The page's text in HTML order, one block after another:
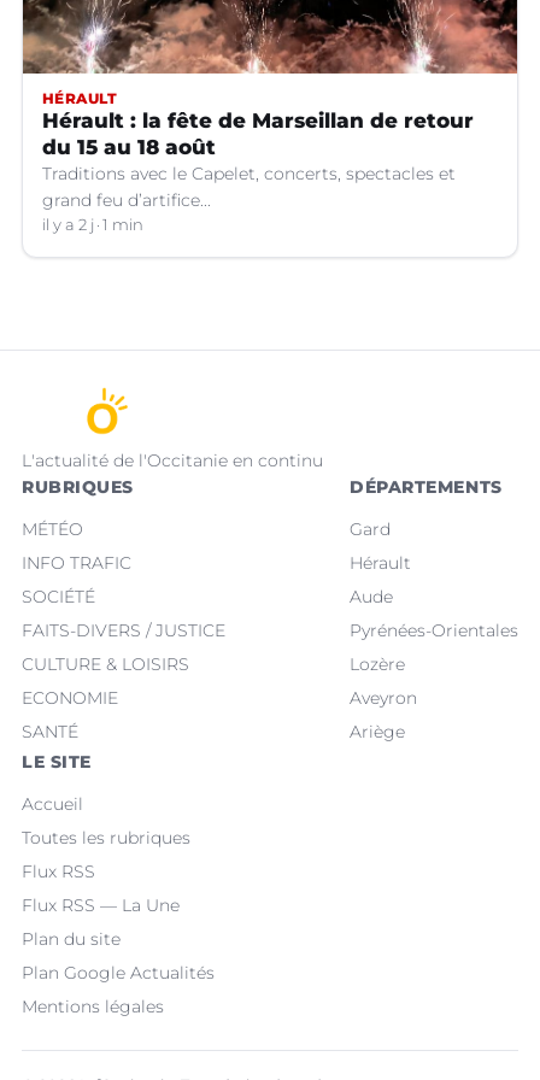
HÉRAULT
Hérault : la fête de Marseillan de retour
du 15 au 18 août
Traditions avec le Capelet, concerts, spectacles et
grand feu d’artifice...
il y a 2 j 1 min
L'actualité de l'Occitanie en continu
RUBRIQUES
MÉTÉO
INFO TRAFIC
SOCIÉTÉ
FAITS-DIVERS / JUSTICE
CULTURE & LOISIRS
ECONOMIE
SANTÉ
DÉPARTEMENTS
Gard
Hérault
Aude
Pyrénées-Orientales
Lozère
Aveyron
Ariège
LE SITE
Accueil
Toutes les rubriques
Flux RSS
Flux RSS — La Une
Plan du site
Plan Google Actualités
Mentions légales